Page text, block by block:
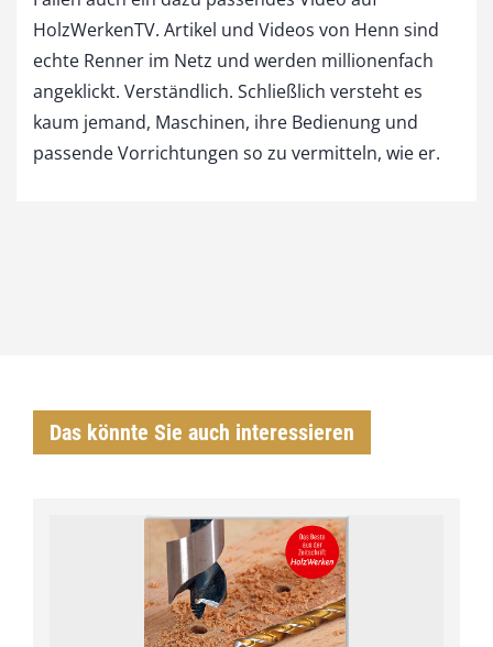
HolzWerkenTV. Artikel und Videos von Henn sind
echte Renner im Netz und werden millionenfach
angeklickt. Verständlich. Schließlich versteht es
kaum jemand, Maschinen, ihre Bedienung und
passende Vorrichtungen so zu vermitteln, wie er.
Das könnte Sie auch interessieren